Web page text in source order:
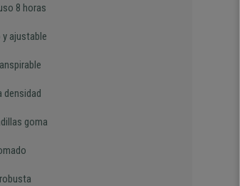
8 horas
ajustable
densidad
goma